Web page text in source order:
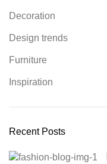
Decoration
Design trends
Furniture
Inspiration
Recent Posts